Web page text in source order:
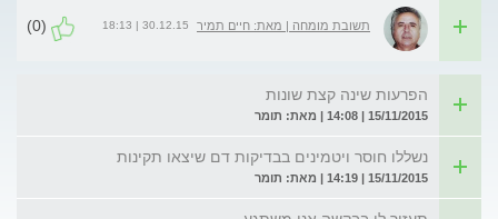
תשובת מומחה | מאת: חיים תמיר 30.12.15 | 18:13
(0)
הפרעות שינה קצת שונות
15/11/2015 | 14:08 | מאת: תומר
נשללו חוסר ויטמינים בבדיקות דם שיצאו תקינות
15/11/2015 | 14:19 | מאת: תומר